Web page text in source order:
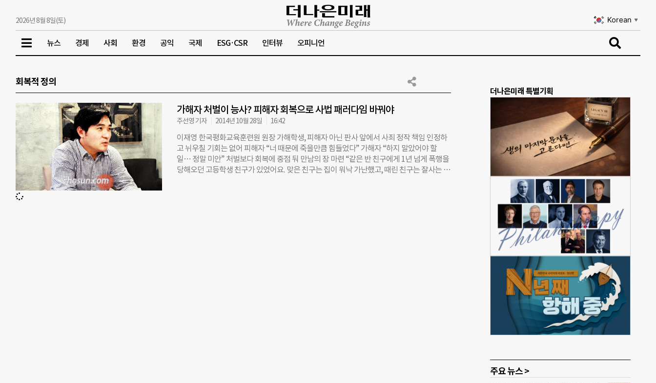
2026년 8월 8일(토) Korean ▼
뉴스 경제 사회 환경 공익 국제 ESG·CSR 인터뷰 오피니언
회복적 정의
가해자 처벌이 능사? 피해자 회복으로 사법 패러다임 바꿔야
주선영 기자 2014년 10월 28일 16:42
이재영 한국평화교육훈련원 원장 가해학생, 피해자 아닌 판사 앞에서 사죄 정작 책임 인정하
고 뉘우칠 기회는 없어 피해자 “너 때문에 죽을만큼 힘들었다” 가해자 “하지 말았어야 할
일… 정말 미안” 처벌보다 회복에 중점 둬 만남의 장 마련 “같은 반 친구에게 1년 넘게 폭행을
당해오던 고등학생 친구가 있었어요. 맞은 친구는 집이 워낙 가난했고, 때린 친구는 잘사는 편
더나은미래 특별기획
주요 뉴스 >